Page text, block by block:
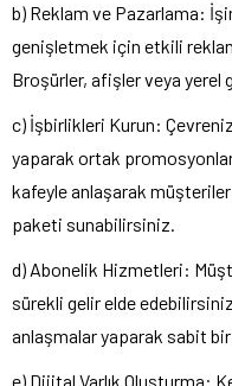
b) Reklam ve Pazarlama:
genişletmek için etkili
Broşürler, afişler veya yerel
c) İşbirlikleri Kurun:
yaparak ortak
kafeyle anlaşarak
paketi sunabilirsiniz.
d) Abonelik Hizmetleri:
sürekli gelir elde
anlaşmalar yaparak sabit
e) Dijital Varlık Oluşturma: